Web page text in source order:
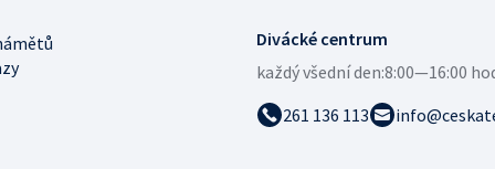
Divácké centrum
každý všední den:8:00—16:00
261 136 113